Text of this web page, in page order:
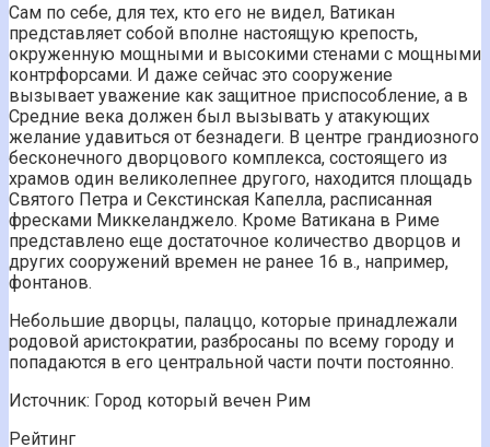
Сам по себе, для тех, кто его не видел, Ватикан
представляет собой вполне настоящую крепость,
окруженную мощными и высокими стенами с мощными
контрфорсами. И даже сейчас это сооружение
вызывает уважение как защитное приспособление, а в
Средние века должен был вызывать у атакующих
желание удавиться от безнадеги. В центре грандиозного
бесконечного дворцового комплекса, состоящего из
храмов один великолепнее другого, находится площадь
Святого Петра и Секстинская Капелла, расписанная
фресками Миккеланджело. Кроме Ватикана в Риме
представлено еще достаточное количество дворцов и
других сооружений времен не ранее 16 в., например,
фонтанов.
Небольшие дворцы, палаццо, которые принадлежали
родовой аристократии, разбросаны по всему городу и
попадаются в его центральной части почти постоянно.
Источник: Город который вечен Рим
Рейтинг